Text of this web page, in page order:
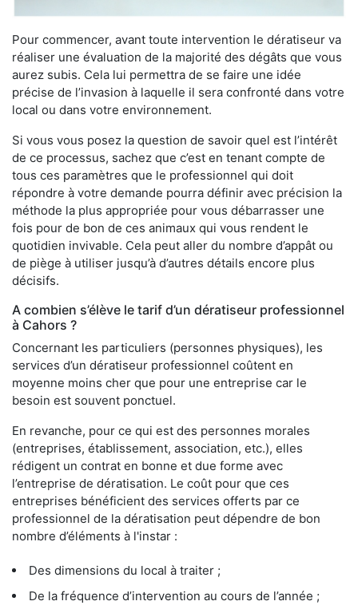
Pour commencer, avant toute intervention le dératiseur va
réaliser une évaluation de la majorité des dégâts que vous
aurez subis. Cela lui permettra de se faire une idée
précise de l’invasion à laquelle il sera confronté dans votre
local ou dans votre environnement.
Si vous vous posez la question de savoir quel est l’intérêt
de ce processus, sachez que c’est en tenant compte de
tous ces paramètres que le professionnel qui doit
répondre à votre demande pourra définir avec précision la
méthode la plus appropriée pour vous débarrasser une
fois pour de bon de ces animaux qui vous rendent le
quotidien invivable. Cela peut aller du nombre d’appât ou
de piège à utiliser jusqu’à d’autres détails encore plus
décisifs.
A combien s’élève le tarif d’un dératiseur professionnel
à Cahors ?
Concernant les particuliers (personnes physiques), les
services d’un dératiseur professionnel coûtent en
moyenne moins cher que pour une entreprise car le
besoin est souvent ponctuel.
En revanche, pour ce qui est des personnes morales
(entreprises, établissement, association, etc.), elles
rédigent un contrat en bonne et due forme avec
l’entreprise de dératisation. Le coût pour que ces
entreprises bénéficient des services offerts par ce
professionnel de la dératisation peut dépendre de bon
nombre d’éléments à l'instar :
Des dimensions du local à traiter ;
De la fréquence d’intervention au cours de l’année ;